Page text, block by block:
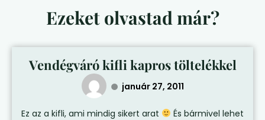
Ezeket olvastad már?
Vendégváró kifli kapros töltelékkel
január 27, 2011
Ez az a kifli, ami mindig sikert arat
És bármivel lehet